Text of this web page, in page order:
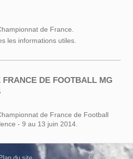
de France.
les informations utiles.
FRANCE DE FOOTBALL MG
de France de Football
- 9 au 13 juin 2014.
Connexion